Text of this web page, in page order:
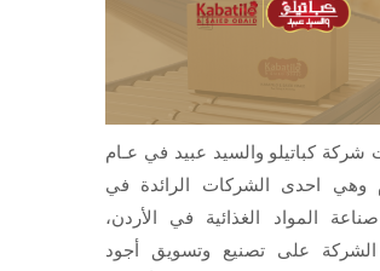
كباتيلو والسيد عبيد في عـام
وهي احدى الشركات الرائدة في
المواد الغذائية في الأردن،
الشركة على تصنيع وتسويق أجود